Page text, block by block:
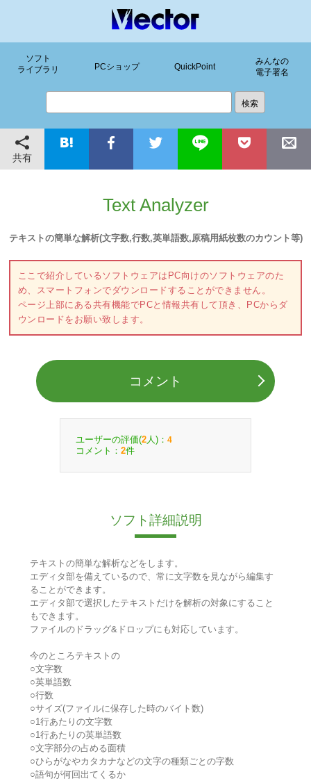
ソフト
ライブラリ
PCショップ QuickPoint
みんなの
電子署名
共有
Text Analyzer
テキストの簡単な解析(文字数,行数,英単語数,原稿用紙枚数のカウント等)
ここで紹介しているソフトウェアはPC向けのソフトウェアのた
め、スマートフォンでダウンロードすることができません。
ページ上部にある共有機能でPCと情報共有して頂き、PCからダ
ウンロードをお願い致します。
コメント
ユーザーの評価(2 人)： 4
コメント： 2件
ソフト詳細説明
テキストの簡単な解析などをします。
エディタ部を備えているので、常に文字数を見ながら編集す
ることができます。
エディタ部で選択したテキストだけを解析の対象にすること
もできます。
ファイルのドラッグ&ドロップにも対応しています。
今のところテキストの
○文字数
○英単語数
○行数
○サイズ(ファイルに保存した時のバイト数)
○1行あたりの文字数
○1行あたりの英単語数
○文字部分の占める面積
○ひらがなやカタカナなどの文字の種類ごとの字数
○語句が何回出てくるか